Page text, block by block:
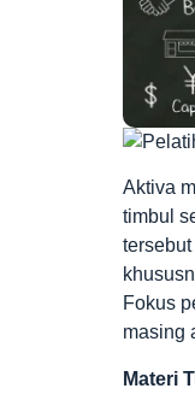
Aktiva
timbul
Fokus
masing
Materi